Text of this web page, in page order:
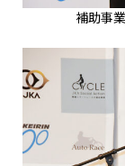
補助事